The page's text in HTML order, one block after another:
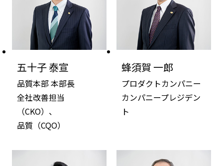
五十子 泰宣
品質本部 本部長
全社改善担当
（CKO）、
品質（CQO）
蜂須賀 一郎
プロダクトカンパニー
カンパニープレジデン
ト